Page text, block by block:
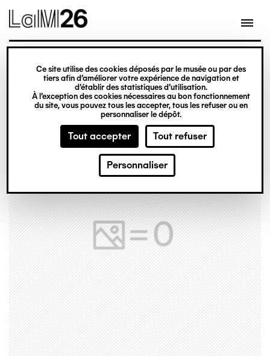
Gestion des cookies
Ce site utilise des cookies déposés par le musée ou par des
tiers afin d’améliorer votre expérience de navigation et
d’établir des statistiques d’utilisation.
À l’exception des cookies nécessaires au bon fonctionnement
du site, vous pouvez tous les accepter, tous les refuser ou en
personnaliser le dépôt.
Tout accepter Tout refuser
Personnaliser
contenu